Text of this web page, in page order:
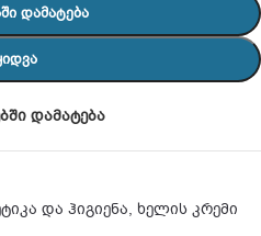
ᲓᲐᲛᲐᲢᲔᲑᲐ
დამატება
და ჰიგიენა, ხელის კრემი